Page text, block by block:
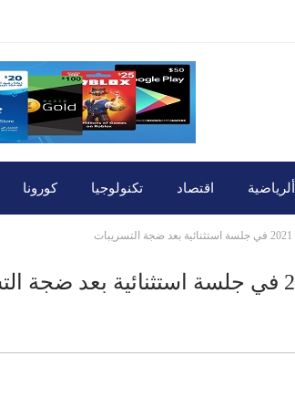
ألرياضية اقتصاد تكنولوجيا كورونا